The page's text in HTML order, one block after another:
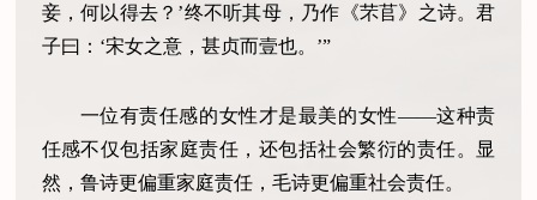
妾，何以得去？’终不听其母，乃作《芣苢》之诗。君
子曰：‘宋女之意，甚贞而壹也。’”
一位有责任感的女性才是最美的女性——这种责
任感不仅包括家庭责任，还包括社会繁衍的责任。显
然，鲁诗更偏重家庭责任，毛诗更偏重社会责任。